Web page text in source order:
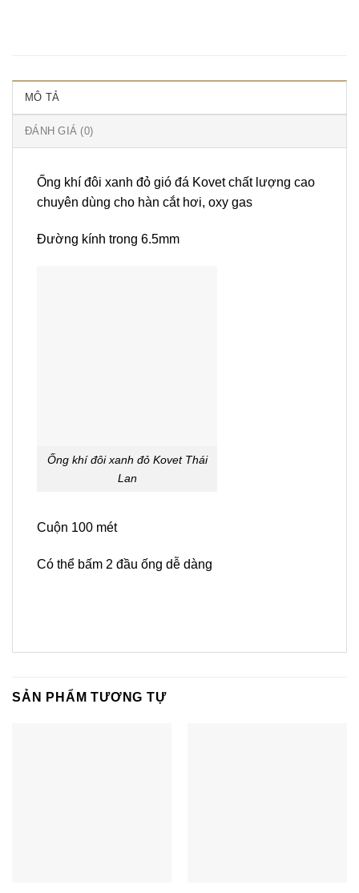
MÔ TẢ
ĐÁNH GIÁ (0)
Ống khí đôi xanh đỏ gió đá Kovet chất lượng cao
chuyên dùng cho hàn cắt hơi, oxy gas
Đường kính trong 6.5mm
Ống khí đôi xanh đỏ Kovet Thái
Lan
Cuộn 100 mét
Có thể bấm 2 đầu ống dễ dàng
SẢN PHẨM TƯƠNG TỰ